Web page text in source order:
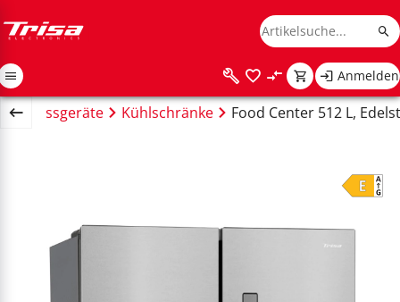
Anmelden
Grossgeräte Kühlschränke Food Center 512 L,